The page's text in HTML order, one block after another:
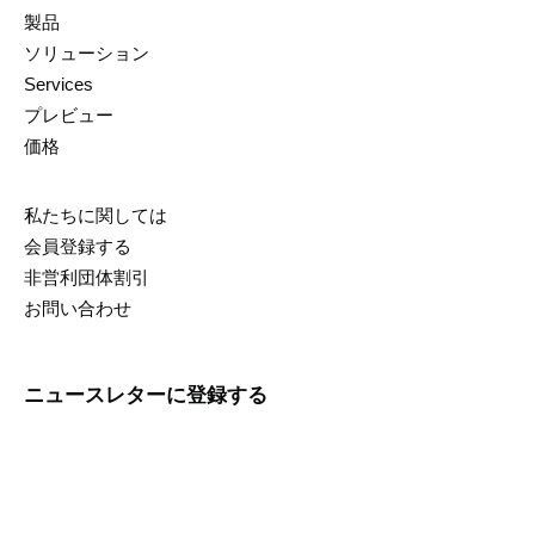
製品
ソリューション
Services
プレビュー
価格
私たちに関しては
会員登録する
非営利団体割引
お問い合わせ
ニュースレターに登録する